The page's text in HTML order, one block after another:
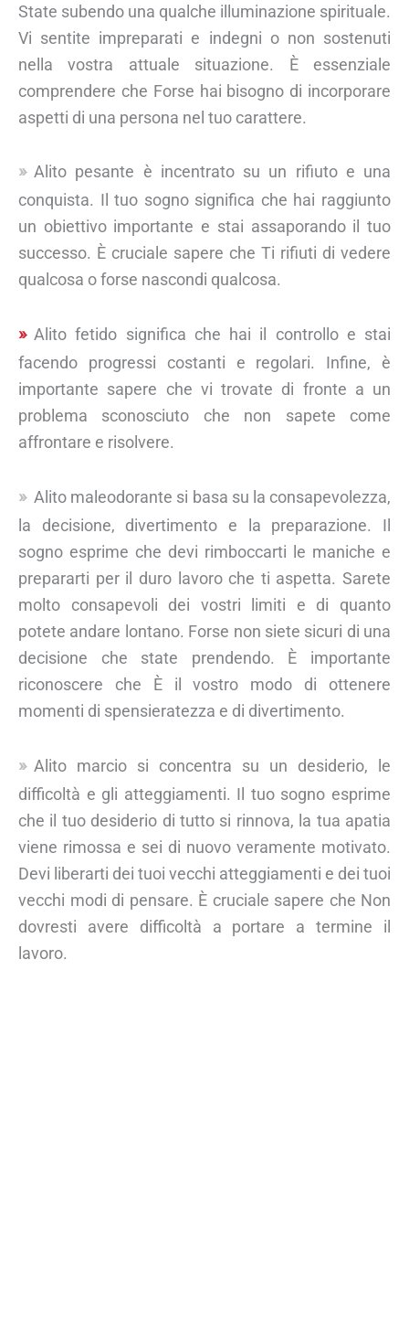
State subendo una qualche illuminazione spirituale.
Vi sentite impreparati e indegni o non sostenuti
nella vostra attuale situazione. È essenziale
comprendere che Forse hai bisogno di incorporare
aspetti di una persona nel tuo carattere.
Alito pesante è incentrato su un rifiuto e una
conquista. Il tuo sogno significa che hai raggiunto
un obiettivo importante e stai assaporando il tuo
successo. È cruciale sapere che Ti rifiuti di vedere
qualcosa o forse nascondi qualcosa.
Alito fetido significa che hai il controllo e stai
facendo progressi costanti e regolari. Infine, è
importante sapere che vi trovate di fronte a un
problema sconosciuto che non sapete come
affrontare e risolvere.
Alito maleodorante si basa su la consapevolezza,
la decisione, divertimento e la preparazione. Il
sogno esprime che devi rimboccarti le maniche e
prepararti per il duro lavoro che ti aspetta. Sarete
molto consapevoli dei vostri limiti e di quanto
potete andare lontano. Forse non siete sicuri di una
decisione che state prendendo. È importante
riconoscere che È il vostro modo di ottenere
momenti di spensieratezza e di divertimento.
Alito marcio si concentra su un desiderio, le
difficoltà e gli atteggiamenti. Il tuo sogno esprime
che il tuo desiderio di tutto si rinnova, la tua apatia
viene rimossa e sei di nuovo veramente motivato.
Devi liberarti dei tuoi vecchi atteggiamenti e dei tuoi
vecchi modi di pensare. È cruciale sapere che Non
dovresti avere difficoltà a portare a termine il
lavoro.